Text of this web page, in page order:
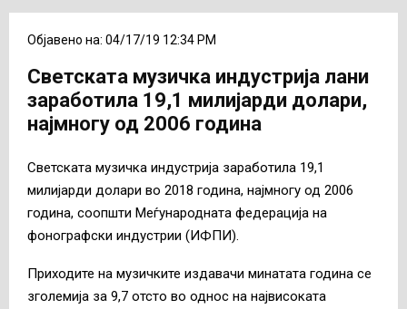
Објавено на: 04/17/19 12:34 PM
Светската музичка индустрија лани
заработила 19,1 милијарди долари,
најмногу од 2006 година
Светската музичка индустрија заработила 19,1
милијарди долари во 2018 година, најмногу од 2006
година, соопшти Меѓународната федерација на
фонографски индустрии (ИФПИ).
Приходите на музичките издавачи минатата година се
зголемија за 9,7 отсто во однос на највисоката